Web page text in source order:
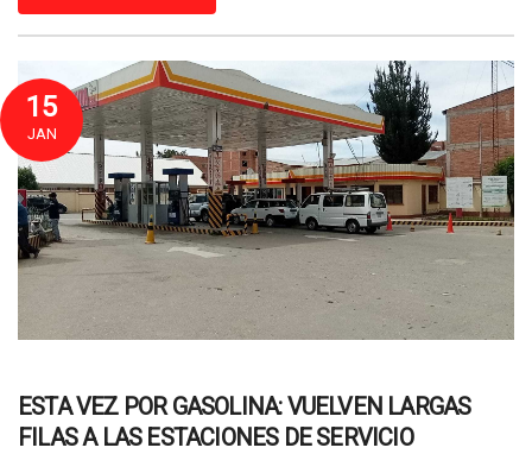
15
JAN
ESTA VEZ POR GASOLINA: VUELVEN LARGAS
FILAS A LAS ESTACIONES DE SERVICIO